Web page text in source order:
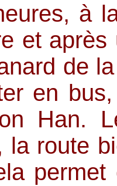
à
et
de
en
Han.
la route